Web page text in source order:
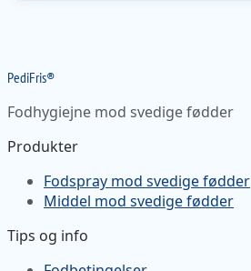
PediFris®
Fodhygiejne mod svedige fødder
Produkter
Fodspray mod svedige fødder
Middel mod svedige fødder
Tips og info